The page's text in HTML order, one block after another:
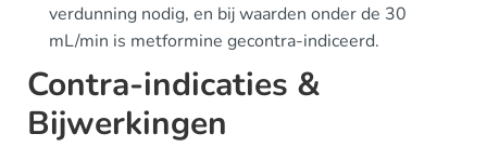
verdunning nodig, en bij waarden onder de 30
mL/min is metformine gecontra-indiceerd.
Contra-indicaties &
Bijwerkingen